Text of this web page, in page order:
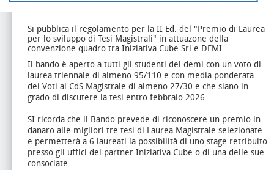
Si pubblica il regolamento per la II Ed. del "Premio di Laurea
per lo sviluppo di Tesi Magistrali" in attuazone della
convenzione quadro tra Iniziativa Cube Srl e DEMI.
Il bando è aperto a tutti gli studenti del demi con un voto di
laurea triennale di almeno 95/110 e con media ponderata
dei Voti al CdS Magistrale di almeno 27/30 e che siano in
grado di discutere la tesi entro febbraio 2026.
SI ricorda che il Bando prevede di riconoscere un premio in
danaro alle migliori tre tesi di Laurea Magistrale selezionate
e permetterà a 6 laureati la possibilità di uno stage retribuito
presso gli uffici del partner Iniziativa Cube o di una delle sue
consociate.